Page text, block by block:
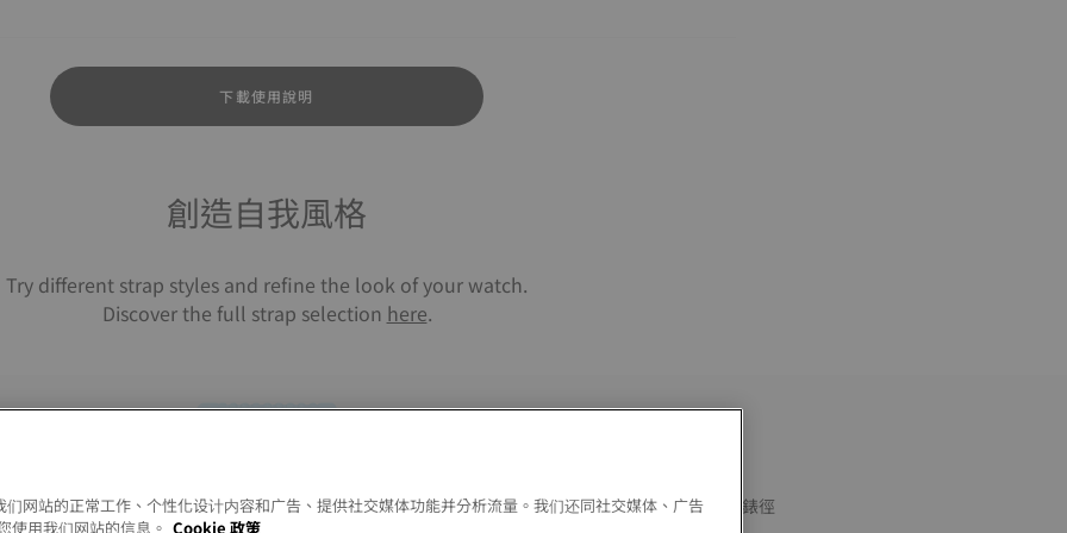
下載使用說明
創造自我風格
Try different strap styles and refine the look of your watch.
Discover the full strap selection here.
天梭PRX系列橡膠錶帶(冰藍色)__適用錶徑
网站的正常工作、个性化设计内容和广告、提供社交媒体功能并分析流量。我们还同社交媒体、广告
使用我们网站的信息。 Cookie 政策